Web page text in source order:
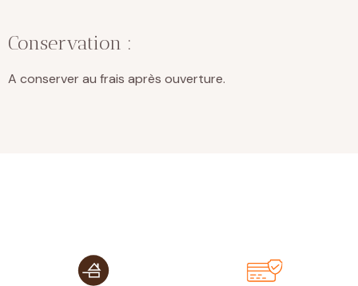
Conservation :
A conserver au frais après ouverture.